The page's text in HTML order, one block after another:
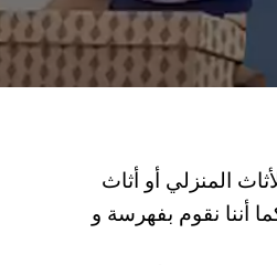
المنزلي أو أثاث
أننا نقوم بفهرسة و